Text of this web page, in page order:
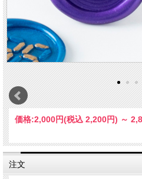
価格:2,000円(税込 2,200円) ～
注文